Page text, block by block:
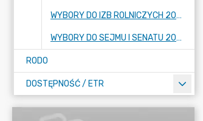
WYBORY DO IZB ROLNICZYCH 2023
WYBORY DO SEJMU I SENATU 2023
RODO
DOSTĘPNOŚĆ / ETR